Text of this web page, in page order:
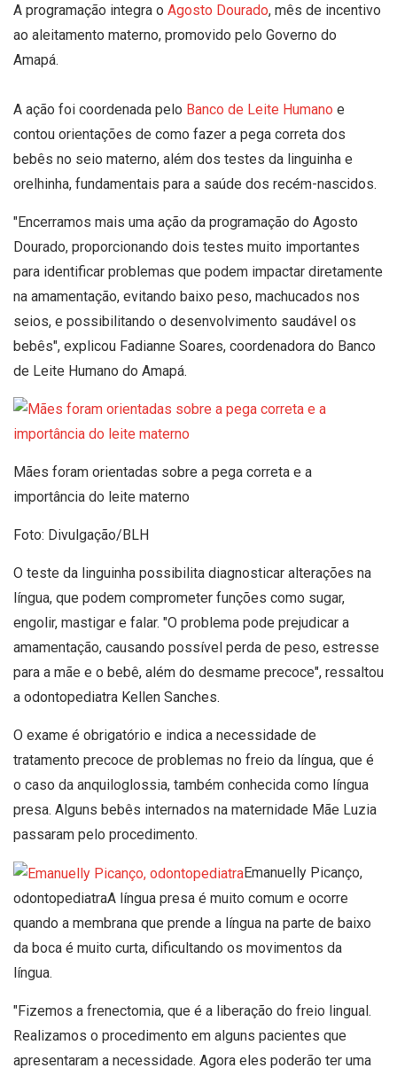
A programação integra o Agosto Dourado, mês de incentivo
ao aleitamento materno, promovido pelo Governo do
Amapá.
A ação foi coordenada pelo Banco de Leite Humano e
contou orientações de como fazer a pega correta dos
bebês no seio materno, além dos testes da linguinha e
orelhinha, fundamentais para a saúde dos recém-nascidos.
"Encerramos mais uma ação da programação do Agosto
Dourado, proporcionando dois testes muito importantes
para identificar problemas que podem impactar diretamente
na amamentação, evitando baixo peso, machucados nos
seios, e possibilitando o desenvolvimento saudável os
bebês", explicou Fadianne Soares, coordenadora do Banco
de Leite Humano do Amapá.
Mães foram orientadas sobre a pega correta e a
importância do leite materno
Foto: Divulgação/BLH
O teste da linguinha possibilita diagnosticar alterações na
língua, que podem comprometer funções como sugar,
engolir, mastigar e falar. "O problema pode prejudicar a
amamentação, causando possível perda de peso, estresse
para a mãe e o bebê, além do desmame precoce", ressaltou
a odontopediatra Kellen Sanches.
O exame é obrigatório e indica a necessidade de
tratamento precoce de problemas no freio da língua, que é
o caso da anquiloglossia, também conhecida como língua
presa. Alguns bebês internados na maternidade Mãe Luzia
passaram pelo procedimento.
Emanuelly Picanço,
odontopediatraA língua presa é muito comum e ocorre
quando a membrana que prende a língua na parte de baixo
da boca é muito curta, dificultando os movimentos da
língua.
"Fizemos a frenectomia, que é a liberação do freio lingual.
Realizamos o procedimento em alguns pacientes que
apresentaram a necessidade. Agora eles poderão ter uma